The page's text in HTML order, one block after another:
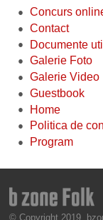
Concurs
Contact
Documente
Galerie Foto
Galerie Video
Guestbook
Home
Politica de
Program
© Copyright 2019,